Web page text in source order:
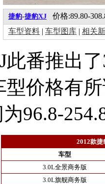
捷豹-捷豹XJ 价格:89.80-
车型资料 | 车型图库 | 相关
此番推出
型价格有
96.8-
2012款
车型
3.0L全景商务版
3.0L旗舰商务版